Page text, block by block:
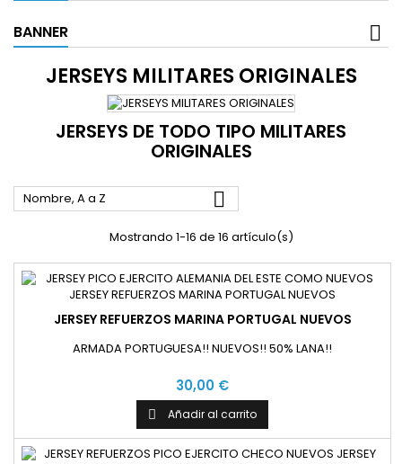
BANNER
JERSEYS MILITARES ORIGINALES
JERSEYS DE TODO TIPO MILITARES
ORIGINALES
Nombre, A a Z 
Mostrando 1-16 de 16 artículo(s)
JERSEY REFUERZOS MARINA PORTUGAL NUEVOS
ARMADA PORTUGUESA!! NUEVOS!! 50% LANA!!
30,00 €
 Añadir al carrito